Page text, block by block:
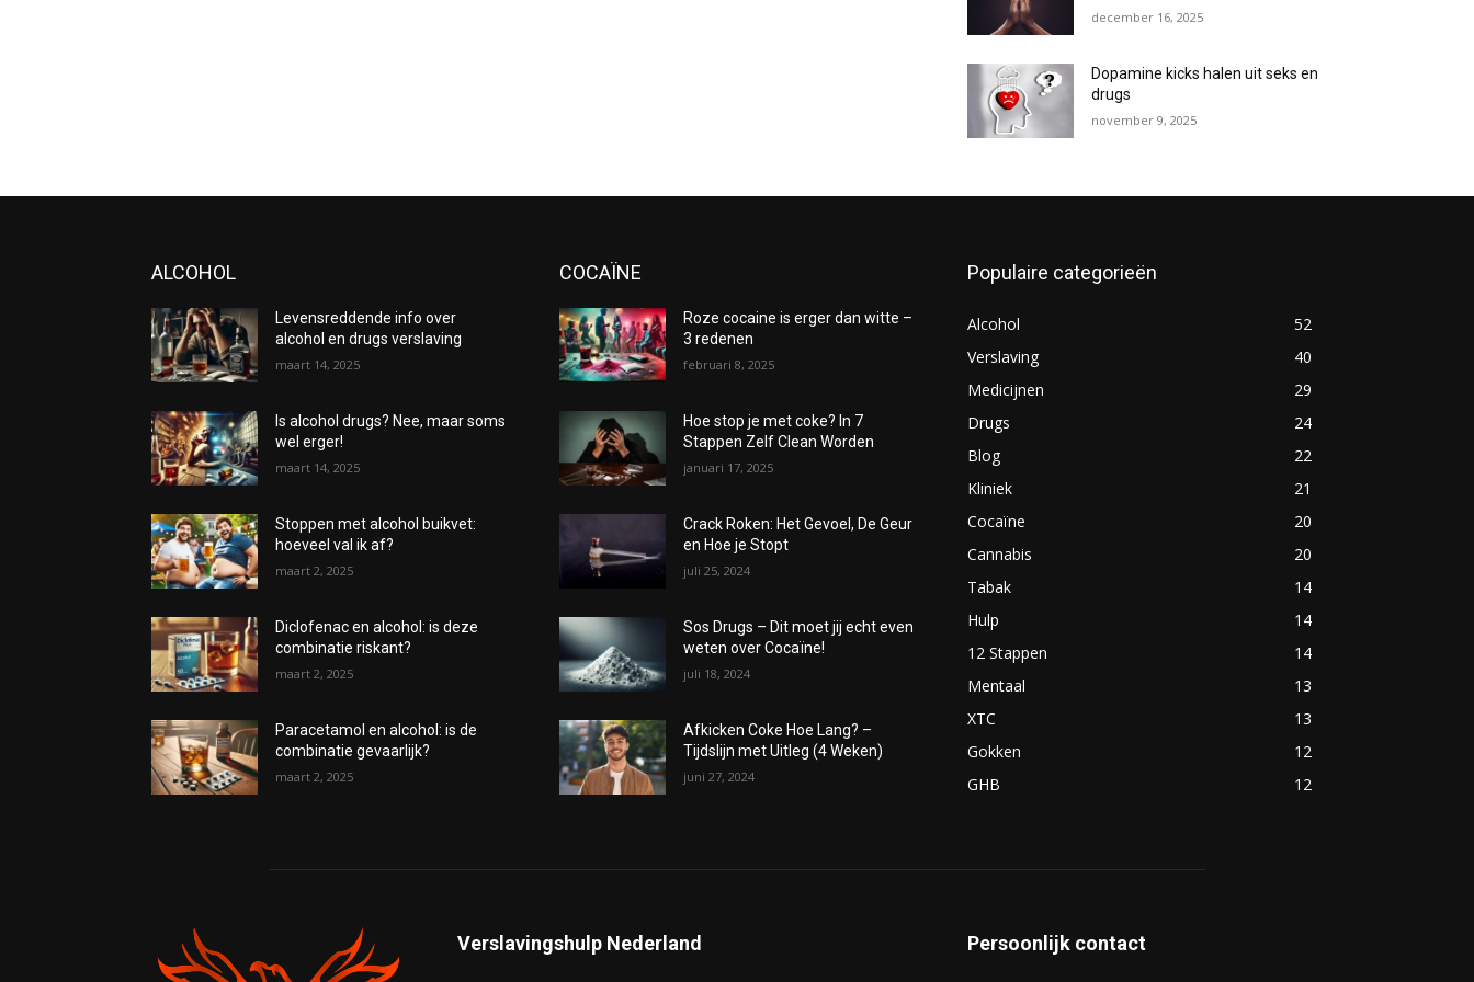
december 16, 2025
Dopamine kicks halen uit seks en
drugs
november 9, 2025
ALCOHOL
Levensreddende info over
alcohol en drugs verslaving
maart 14, 2025
Is alcohol drugs? Nee, maar soms
wel erger!
maart 14, 2025
Stoppen met alcohol buikvet:
hoeveel val ik af?
maart 2, 2025
Diclofenac en alcohol: is deze
combinatie riskant?
maart 2, 2025
Paracetamol en alcohol: is de
combinatie gevaarlijk?
maart 2, 2025
COCAÏNE
Roze cocaine is erger dan witte –
3 redenen
februari 8, 2025
Hoe stop je met coke? In 7
Stappen Zelf Clean Worden
januari 17, 2025
Crack Roken: Het Gevoel, De Geur
en Hoe je Stopt
juli 25, 2024
Sos Drugs – Dit moet jij echt even
weten over Cocaïne!
juli 18, 2024
Afkicken Coke Hoe Lang? –
Tijdslijn met Uitleg (4 Weken)
juni 27, 2024
Populaire categorieën
Alcohol
52
Verslaving
40
Medicijnen
29
Drugs
24
Blog
22
Kliniek
21
Cocaïne
20
Cannabis
20
Tabak
14
Hulp
14
12 Stappen
14
Mentaal
13
XTC
13
Gokken
12
GHB
12
Verslavingshulp Nederland Persoonlijk contact